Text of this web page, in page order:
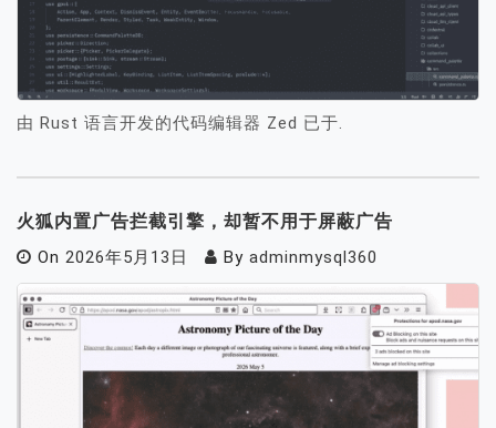
由 Rust 语言开发的代码编辑器 Zed 已于.
火狐内置广告拦截引擎，却暂不用于屏蔽广告
On 2026年5月13日 By adminmysql360